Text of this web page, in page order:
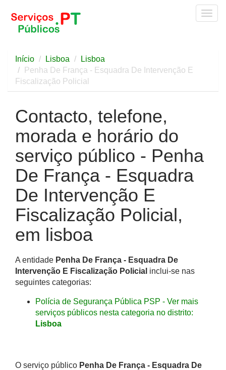
Início Lisboa
Lisboa
Penha De França - Esquadra De Intervenção E
Fiscalização Policial
Contacto, telefone,
morada e horário do
serviço público - Penha
De França - Esquadra
De Intervenção E
Fiscalização Policial,
em lisboa
A entidade Penha De França - Esquadra De
Intervenção E Fiscalização Policial inclui-se nas
seguintes categorias:
Polícia de Segurança Pública PSP - Ver mais
serviços públicos nesta categoria no distrito:
Lisboa
O serviço público Penha De França - Esquadra De